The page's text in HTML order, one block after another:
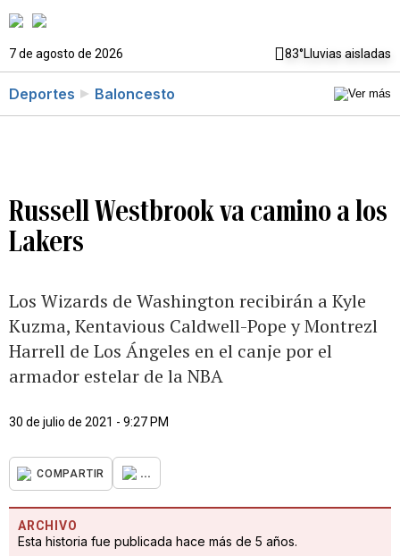
7 de agosto de 2026 83°Lluvias aisladas
Deportes Baloncesto
Russell Westbrook va camino a los
Lakers
Los Wizards de Washington recibirán a Kyle
Kuzma, Kentavious Caldwell-Pope y Montrezl
Harrell de Los Ángeles en el canje por el
armador estelar de la NBA
30 de julio de 2021 - 9:27 PM
COMPARTIR ...
ARCHIVO
Esta historia fue publicada hace más de 5 años.